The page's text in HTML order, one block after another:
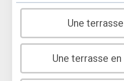
Une
Une terrasse